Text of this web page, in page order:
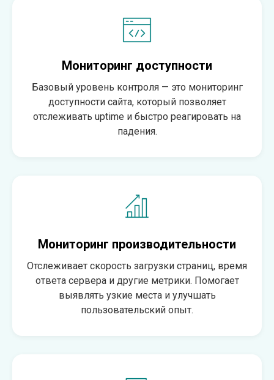
Мониторинг доступности
Базовый уровень контроля — это мониторинг
доступности сайта, который позволяет
отслеживать uptime и быстро реагировать на
падения.
Мониторинг производительности
Отслеживает скорость загрузки страниц, время
ответа сервера и другие метрики. Помогает
выявлять узкие места и улучшать
пользовательский опыт.